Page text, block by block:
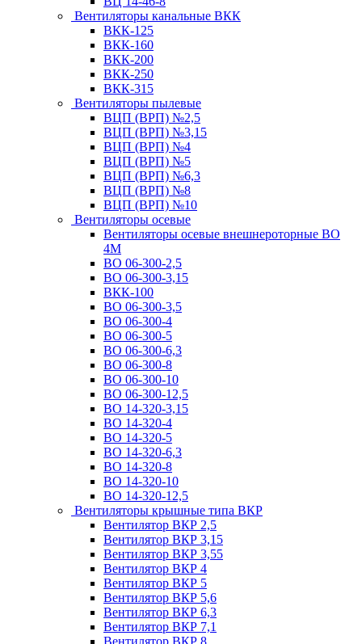
Вентиляторы канальные ВКК
ВКК-125
ВКК-160
ВКК-200
ВКК-250
ВКК-315
Вентиляторы пылевые
ВЦП (ВРП) №2,5
ВЦП (ВРП) №3,15
ВЦП (ВРП) №4
ВЦП (ВРП) №5
ВЦП (ВРП) №6,3
ВЦП (ВРП) №8
ВЦП (ВРП) №10
Вентиляторы осевые
Вентиляторы осевые внешнероторные ВО
4М
ВО 06-300-2,5
ВО 06-300-3,15
ВКК-100
ВО 06-300-3,5
ВО 06-300-4
ВО 06-300-5
ВО 06-300-6,3
ВО 06-300-8
ВО 06-300-10
ВО 06-300-12,5
ВО 14-320-3,15
ВО 14-320-4
ВО 14-320-5
ВО 14-320-6,3
ВО 14-320-8
ВО 14-320-10
ВО 14-320-12,5
Вентиляторы крышные типа ВКР
Вентилятор ВКР 2,5
Вентилятор ВКР 3,15
Вентилятор ВКР 3,55
Вентилятор ВКР 4
Вентилятор ВКР 5
Вентилятор ВКР 5,6
Вентилятор ВКР 6,3
Вентилятор ВКР 7,1
Вентилятор ВКР 8